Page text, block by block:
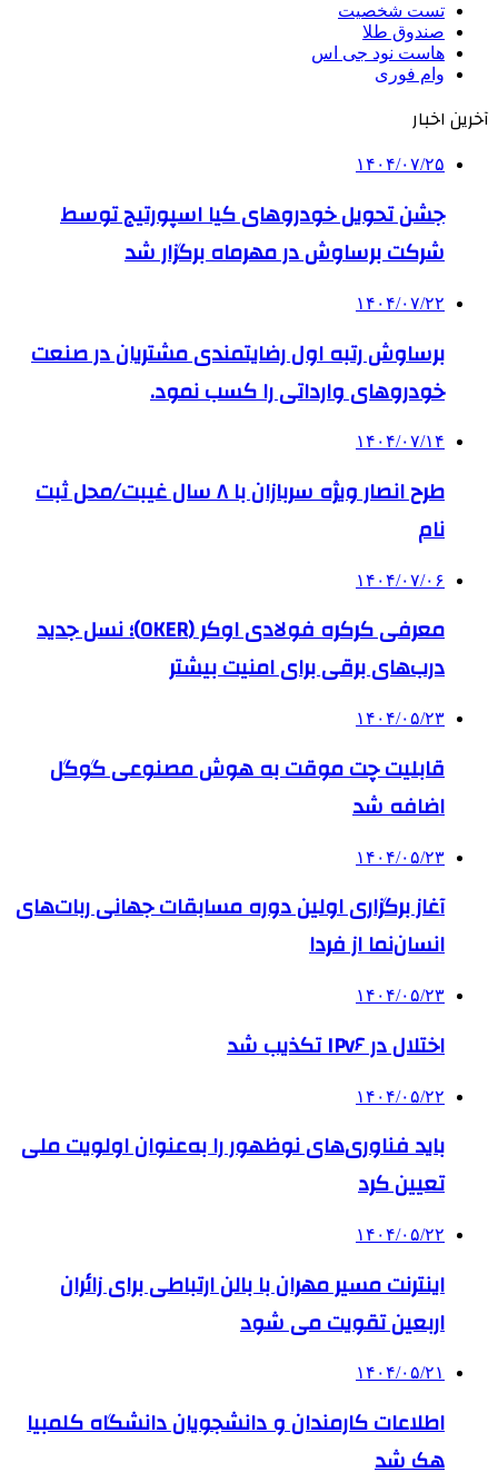
تست شخصیت
صندوق طلا
هاست نود جی اس
وام فوری
آخرین اخبار
۱۴۰۴/۰۷/۲۵
جشن تحویل خودروهای کیا اسپورتیج توسط
شرکت برساوش در مهرماه برگزار شد
۱۴۰۴/۰۷/۲۲
برساوش رتبه اول رضایتمندی مشتریان در صنعت
خودروهای وارداتی را کسب نمود.
۱۴۰۴/۰۷/۱۴
طرح انصار ویژه سربازان با ۸ سال غیبت/محل ثبت
نام
۱۴۰۴/۰۷/۰۶
معرفی کرکره فولادی اوکر (OKER)؛ نسل جدید
درب‌های برقی برای امنیت بیشتر
۱۴۰۴/۰۵/۲۳
قابلیت چت موقت به هوش مصنوعی گوگل
اضافه شد
۱۴۰۴/۰۵/۲۳
آغاز برگزاری اولین دوره مسابقات جهانی ربات‌های
انسان‌نما از فردا
۱۴۰۴/۰۵/۲۳
اختلال در IPv۶ تکذیب شد
۱۴۰۴/۰۵/۲۲
باید فناوری‌های نوظهور را به‌عنوان اولویت ملی
تعیین کرد
۱۴۰۴/۰۵/۲۲
اینترنت مسیر مهران با بالن ارتباطی برای زائران
اربعین تقویت می شود
۱۴۰۴/۰۵/۲۱
اطلاعات کارمندان و دانشجویان دانشگاه کلمبیا
هک شد